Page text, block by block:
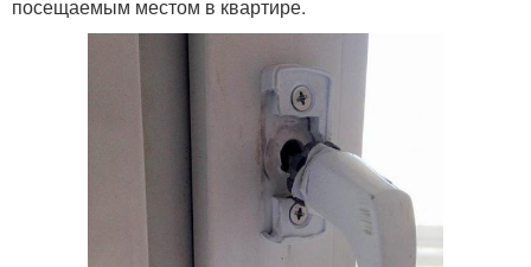
посещаемым местом в квартире.